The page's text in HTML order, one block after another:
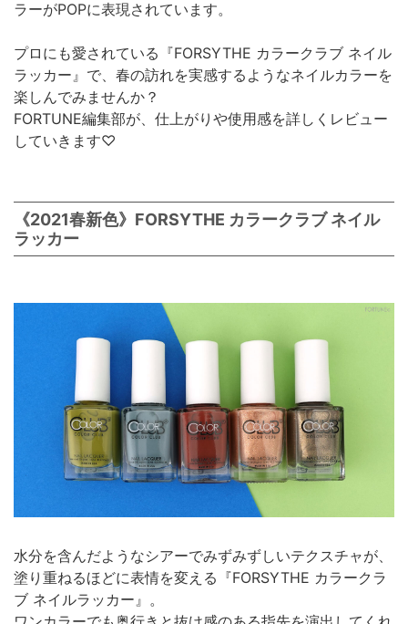
ラーがPOPに表現されています。
プロにも愛されている『FORSYTHE カラークラブ ネイル
ラッカー』で、春の訪れを実感するようなネイルカラーを
楽しんでみませんか？
FORTUNE編集部が、仕上がりや使用感を詳しくレビュー
していきます♡
《2021春新色》FORSYTHE カラークラブ ネイル
ラッカー
水分を含んだようなシアーでみずみずしいテクスチャが、
塗り重ねるほどに表情を変える『FORSYTHE カラークラ
ブ ネイルラッカー』。